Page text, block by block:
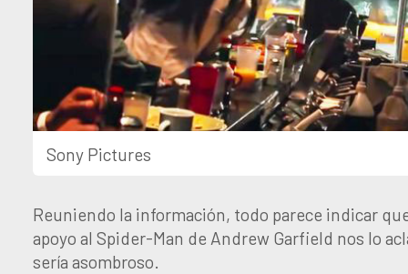
Sony Pictures
Reuniendo la información, todo parece indicar
apoyo al Spider-Man de Andrew Garfield nos lo
sería asombroso.